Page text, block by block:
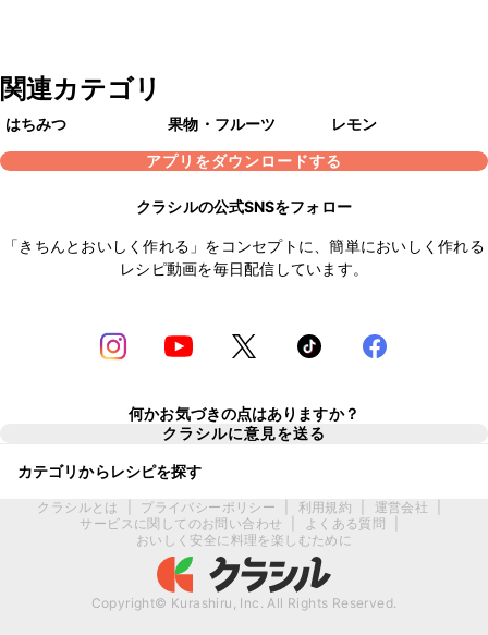
関連カテゴリ
はちみつ 果物・フルーツ
レモン
アプリをダウンロードする
クラシルの公式SNSをフォロー
「きちんとおいしく作れる」をコンセプトに、簡単においしく作れる
レシピ動画を毎日配信しています。
何かお気づきの点はありますか？
クラシルに意見を送る
カテゴリからレシピを探す
クラシルとは プライバシーポリシー 利用規約 運営会社
サービスに関してのお問い合わせ
よくある質問
おいしく安全に料理を楽しむために
Copyright© Kurashiru, Inc. All Rights Reserved.